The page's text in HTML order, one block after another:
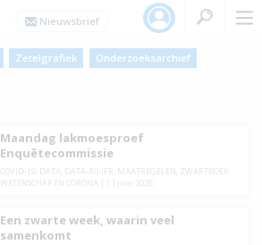
Zetelgrafiek Onderzoeksarchief
Maandag lakmoesproef
Enquêtecommissie
COVID-19, DATA DATA-R0-IFR MAATREGELEN ZWARTBOEK
WETENSCHAP EN CORONA
13 juni 2026
Een zwarte week, waarin veel
samenkomt